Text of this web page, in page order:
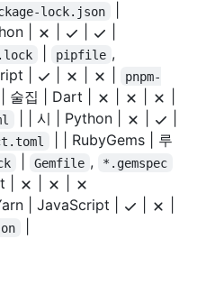
lock.json
|
pipfile ,
|
pnpm-
| 술집 | Dart |
| | 시 | Python |
| | RubyGems | 루
Gemfile , *.gemspec
|
| JavaScript |